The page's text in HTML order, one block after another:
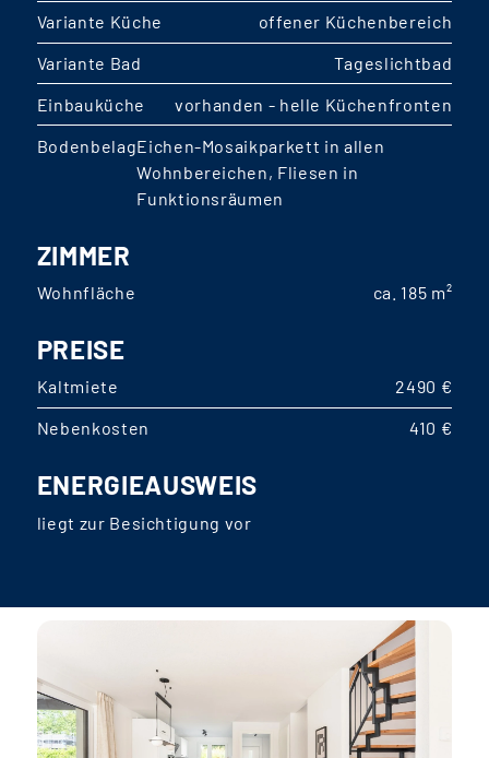
Variante Küche
offener Küchenbereich
Variante Bad
Tageslichtbad
Einbauküche
vorhanden - helle Küchenfronten
BodenbelagEichen-Mosaikparkett in allen
Wohnbereichen, Fliesen in
Funktionsräumen
ZIMMER
Wohnfläche ca. 185 m²
PREISE
Kaltmiete
2490 €
Nebenkosten
410 €
ENERGIEAUSWEIS
liegt zur Besichtigung vor